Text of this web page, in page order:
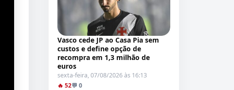
Vasco cede JP ao Casa Pia sem
custos e define opção de
recompra em 1,3 milhão de
euros
sexta-feira, 07/08/2026 às 16:13
🔥 52💬 0